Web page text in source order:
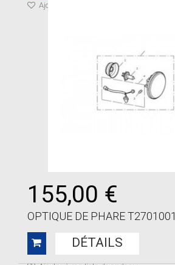
Ajouter à ma liste de cadeaux
155,00 €
OPTIQUE DE PHARE T2701001
DÉTAILS